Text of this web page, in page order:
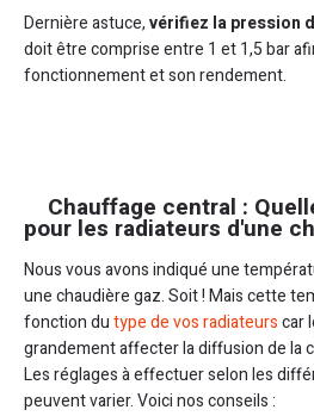
Dernière astuce,vérifiez la pression
doit être comprise entre 1 et 1,5 bar
fonctionnement et son rendement.
Chauffage central :
pour les radiateurs d'une
Nous vous avons indiqué une
une chaudière gaz. Soit ! Mais cette
fonction dutype de vos radiateurscar
grandement affecter la diffusion de la
Les réglages à effectuer selon les
peuvent varier. Voici nos conseils :